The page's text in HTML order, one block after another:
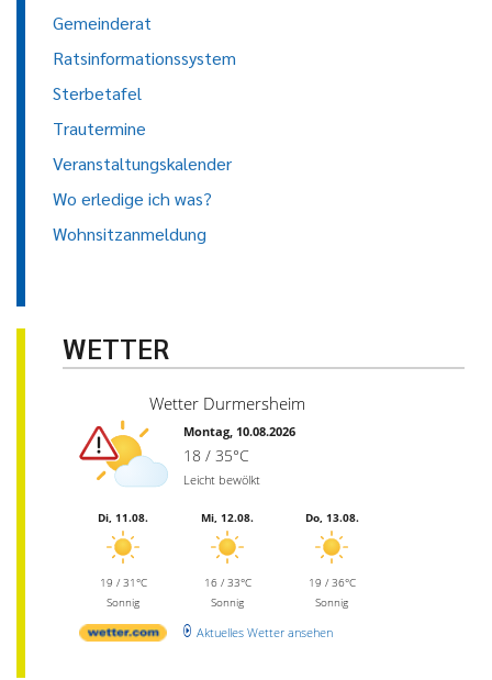
Gemeinderat
Ratsinformationssystem
Sterbetafel
Trautermine
Veranstaltungskalender
Wo erledige ich was?
Wohnsitzanmeldung
WETTER
Wetter Durmersheim
Montag, 10.08.2026
18 / 35°C
Leicht bewölkt
Di, 11.08.
19 / 31°C
Sonnig
Mi, 12.08.
16 / 33°C
Sonnig
Do, 13.08.
19 / 36°C
Sonnig
Aktuelles Wetter ansehen